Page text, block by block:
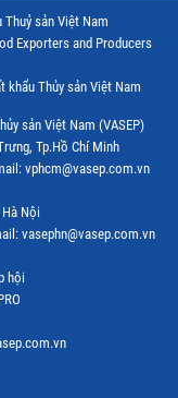
Thuỷ sản Việt Nam
Exporters and Producers
khẩu Thủy sản Việt Nam
sản Việt Nam (VASEP)
Tp.Hồ Chí Minh
vphcm@vasep.com.vn
Nội
vasephn@vasep.com.vn
hội